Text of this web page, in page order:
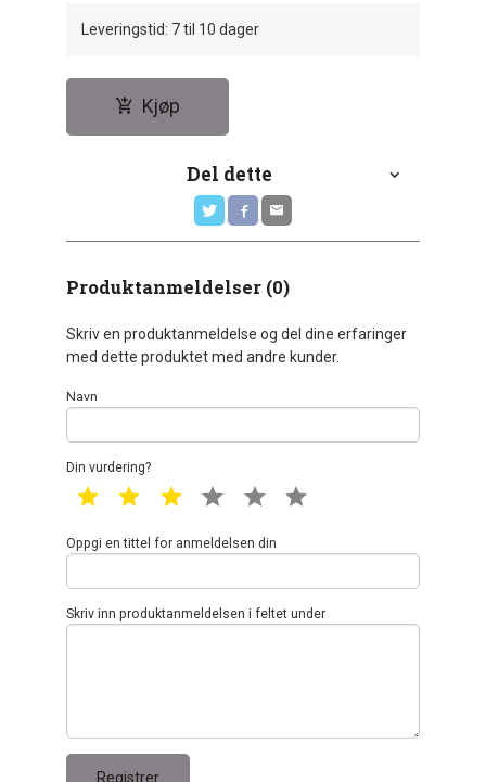
Leveringstid: 7 til 10 dager
Kjøp
Del dette
Produktanmeldelser (0)
Skriv en produktanmeldelse og del dine erfaringer
med dette produktet med andre kunder.
Navn
Din vurdering?
1 star 2 star 3 star 4 star 5 star
Oppgi en tittel for anmeldelsen din
Skriv inn produktanmeldelsen i feltet under